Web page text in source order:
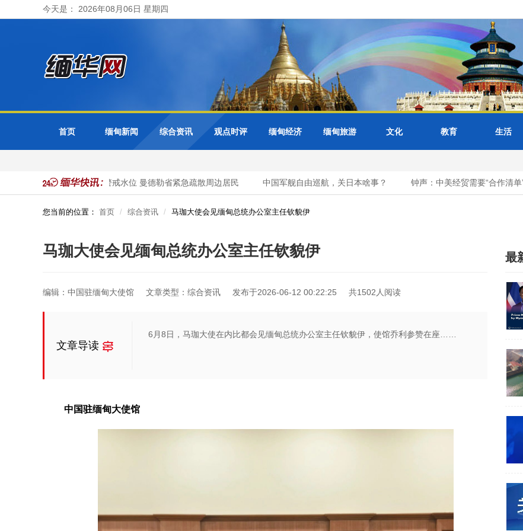
今天是： 2026年08月06日 星期四
首页 缅甸新闻 综合资讯 观点时评 缅甸经济 缅甸旅游 文化 教育 生活
色都基水库超警戒水位 曼德勒省紧急疏散周边居民 中国军舰自由巡航，关日本啥事？ 钟声：中美经贸需要“合作清单”
您当前的位置： 首页 综合资讯 马珈大使会见缅甸总统办公室主任钦貌伊
马珈大使会见缅甸总统办公室主任钦貌伊
编辑：中国驻缅甸大使馆 文章类型：综合资讯 发布于2026-06-12 00:22:25 共1502人阅读
文章导读
6月8日，马珈大使在内比都会见缅甸总统办公室主任钦貌伊，使馆乔利参赞在座……
中国驻缅甸大使馆
最